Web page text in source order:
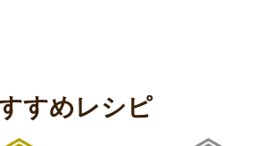
すめレシピ